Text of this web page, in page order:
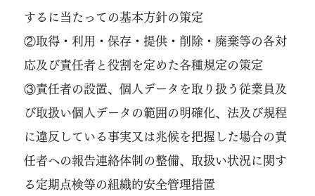
するに当たっての基本方針の策定
②取得・利用・保存・提供・削除・廃棄等の各対
応及び責任者と役割を定めた各種規定の策定
③責任者の設置、個人データを取り扱う従業員及
び取扱い個人データの範囲の明確化、法及び規程
に違反している事実又は兆候を把握した場合の責
任者への報告連絡体制の整備、取扱い状況に関す
る定期点検等の組織的安全管理措置